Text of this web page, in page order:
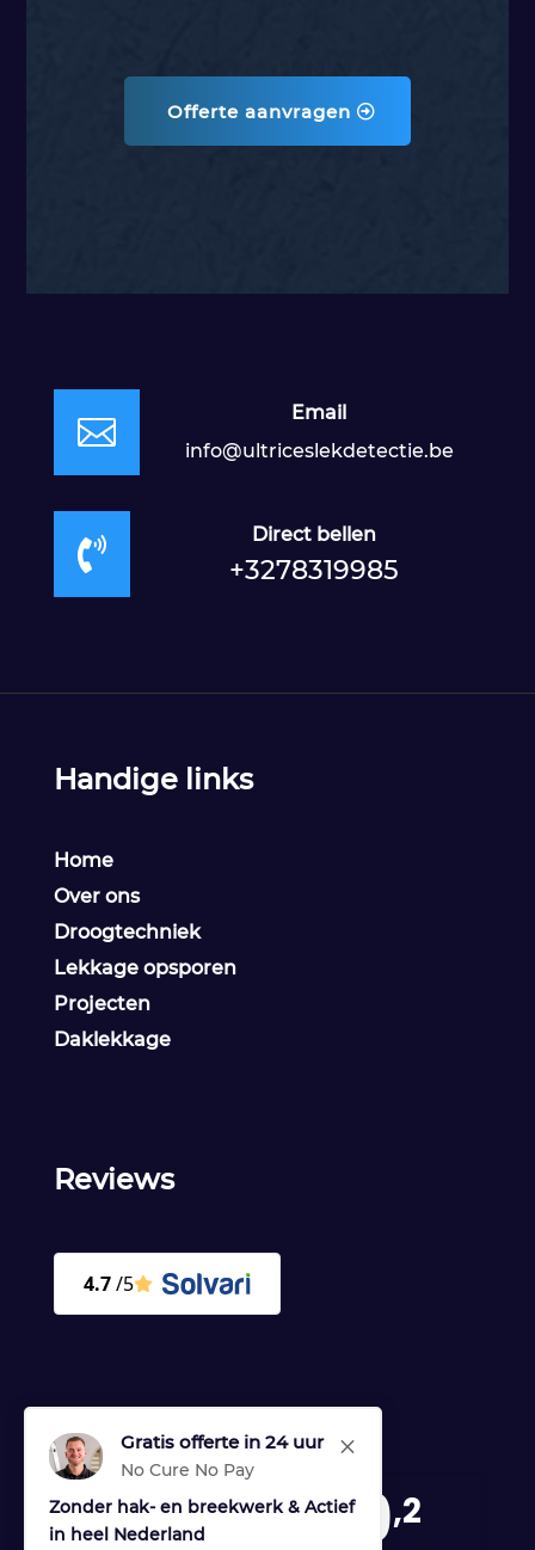
Offerte aanvragen

Email
info@ultriceslekdetectie.be

Direct bellen
+3278319985
M
Gratis offerte in 24 uur
No Cure No Pay
Zonder hak- en breekwerk & Actief
in heel Nederland
Handige links
Home
Over ons
Droogtechniek
Lekkage opsporen
Projecten
Daklekkage
Reviews
9,2